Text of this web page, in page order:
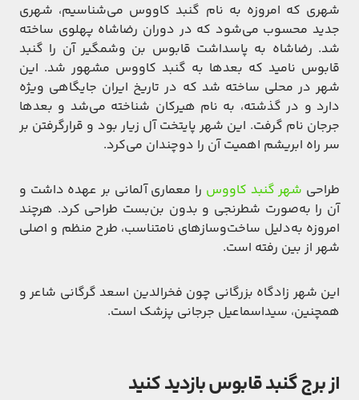
شهری که امروزه به نام گنبد کاووس می‌شناسیم، شهری
جدید محسوب می‌شود که در دوران رضاشاه پهلوی ساخته
شد. رضاشاه به پاسداشت قابوس بن وشمگیر آن را گنبد
قابوس نامید که بعدها به گنبد کاووس مشهور شد. این
شهر در محلی ساخته شد که در تاریخ ایران جایگاهی ویژه
دارد و در گذشته، به نام هیرکان شناخته می‌شد و بعدها
جرجان نام گرفت. این شهر پایتخت آل زیار بود و قرارگرفتن بر
سر راه ابریشم اهمیت آن را دوچندان می‌کرد.
طراحی شهر گنبد کاووس را معماری آلمانی بر عهده داشت و
آن را به‌صورت شطرنجی و بدون بن‌بست طراحی کرد. هرچند
امروزه به‌دلیل ساخت‌وسازهای نامتناسب، طرح منظم و اصلی
شهر از بین رفته است.
این شهر زادگاه بزرگانی چون فخرالدین اسعد گرگانی شاعر و
همچنین، سیداسماعیل جرجانی پزشک است.
از برج گنبد قابوس بازدید کنید